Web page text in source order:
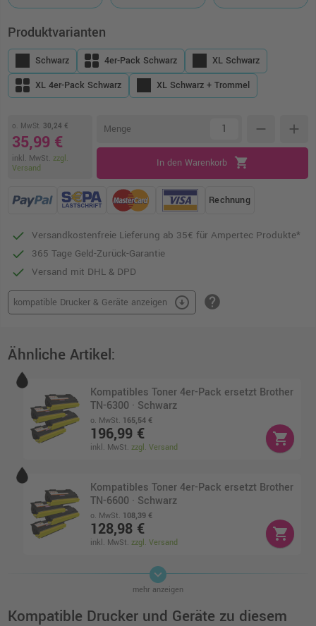
Produktvarianten
Schwarz 4er-Pack Schwarz
XL Schwarz
XL 4er-Pack Schwarz
XL Schwarz + Trommel
o. MwSt. 30,24 €
35,99 €
inkl. MwSt. zzgl.
Versand
Menge remove add
In den Warenkorb shopping_cart
Rechnung
Versandkostenfreie Lieferung ab 35€ für Ampertec Produkte*
365 Tage Geld-Zurück-Garantie
Versand mit DHL & DPD
kompatible Drucker & Geräte anzeigen arrow_circle_down help
Ähnliche Artikel:
Kompatibles Toner 4er-Pack ersetzt Brother
TN-6300 · Schwarz
o. MwSt. 165,54 €
196,99 €
inkl. MwSt.zzgl. Versand
shopping_cart
Kompatibles Toner 4er-Pack ersetzt Brother
TN-6600 · Schwarz
o. MwSt. 108,39 €
128,98 €
inkl. MwSt.zzgl. Versand
shopping_cart
4 Kompatible Trommeln ersetzt Brother DR-
6000 Multipack schwarz
o. MwSt.
keyboard_arrow_down
mehr anzeigen
Kompatible Drucker und Geräte zu diesem